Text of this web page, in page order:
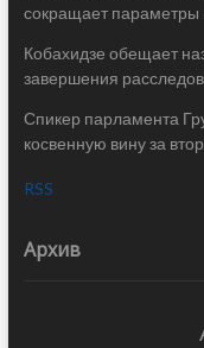
сокращает параметры
Кобахидзе обещает
завершения
Спикер парламента
косвенную вину за
RSS
Архив